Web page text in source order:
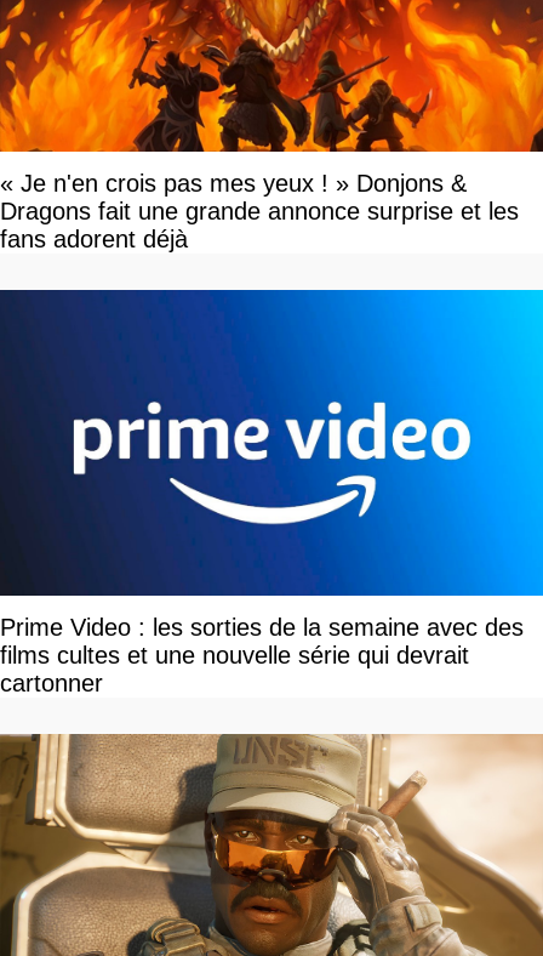
« Je n'en crois pas mes yeux ! » Donjons &
Dragons fait une grande annonce surprise et les
fans adorent déjà
Prime Video : les sorties de la semaine avec des
films cultes et une nouvelle série qui devrait
cartonner